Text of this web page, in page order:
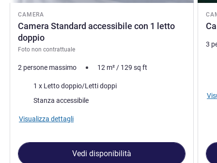
CAMERA
Camera Standard accessibile con 1 letto
doppio
Foto non contrattuale
2 persone massimo 12 m²/ 129 sq ft
Biancheria da letto
1 x Letto doppio/Letti doppi
Stanza accessibile
Visualizza dettagli
Vedi disponibilità
3